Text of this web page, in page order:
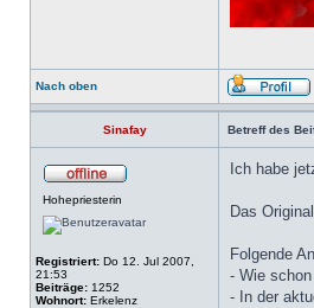
Nach oben
Sinafay Betreff des
Hohepriesterin
Registriert: Do 12. Jul 2007,
21:53
Beiträge: 1252
Wohnort: Erkelenz
Ich habe
Das
Folgende
- Wie
- In der